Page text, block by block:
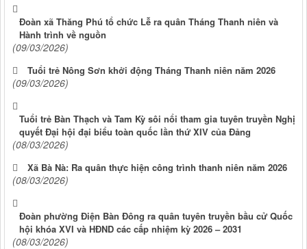
Đoàn xã Thăng Phú tổ chức Lễ ra quân Tháng Thanh niên và
Hành trình về nguồn
(09/03/2026)
Tuổi trẻ Nông Sơn khởi động Tháng Thanh niên năm 2026
(09/03/2026)
Tuổi trẻ Bàn Thạch và Tam Kỳ sôi nổi tham gia tuyên truyền Nghị
quyết Đại hội đại biểu toàn quốc lần thứ XIV của Đảng
(08/03/2026)
Xã Bà Nà: Ra quân thực hiện công trình thanh niên năm 2026
(08/03/2026)
Đoàn phường Điện Bàn Đông ra quân tuyên truyền bầu cử Quốc
hội khóa XVI và HĐND các cấp nhiệm kỳ 2026 – 2031
(08/03/2026)